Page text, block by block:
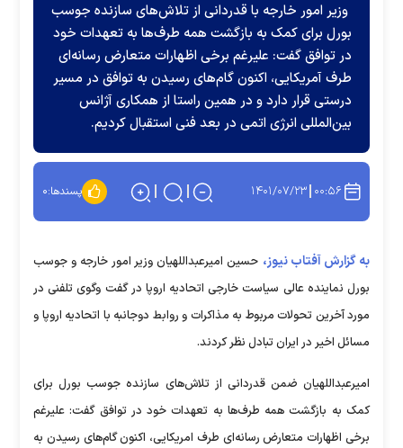
وزیر امور خارجه با قدردانی از تلاش‌های سازنده جوسب
بورل برای کمک به بازگشت همه طرف‌ها به تعهدات خود
در توافق گفت: علیرغم برخی اظهارات متعارض رسانه‌ای
طرف آمریکایی، اکنون گام‌های رسیدن به توافق در مسیر
درستی قرار دارد و در همین راستا از همکاری آژانس
بین‌المللی انرژی اتمی در بعد فنی استقبال کردیم.
۰۰:۵۶ ۱۴۰۱/۰۷/۲۳ پسندها:۰
به گزارش آفتاب نیوز، حسین امیرعبداللهیان وزیر امور خارجه و جوسب
بورل نماینده عالی سیاست خارجی اتحادیه اروپا در گفت وگوی تلفنی در
مورد آخرین تحولات مربوط به مذاکرات و روابط دوجانبه با اتحادیه اروپا و
مسائل اخیر در ایران تبادل نظر کردند.
امیرعبداللهیان ضمن قدردانی از تلاش‌های سازنده جوسب بورل برای
کمک به بازگشت همه طرف‌ها به تعهدات خود در توافق گفت: علیرغم
برخی اظهارات متعارض رسانه‌ای طرف امریکایی، اکنون گام‌های رسیدن به